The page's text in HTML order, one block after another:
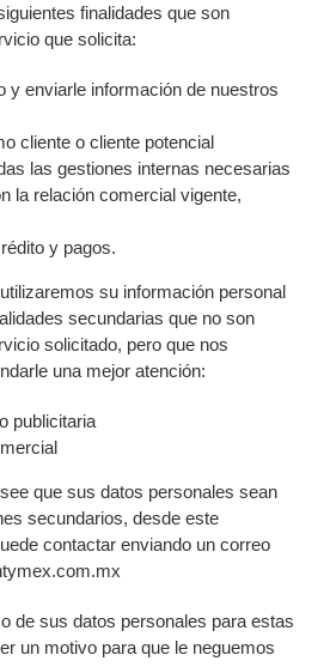
finalidades que son
que solicita:
y enviarle información de nuestros
cliente o cliente potencial
las gestiones internas necesarias
la relación comercial vigente,
y pagos.
su información personal
secundarias que no son
solicitado, pero que nos
una mejor atención:
publicitaria
que sus datos personales sean
secundarios, desde este
contactar enviando un correo
de sus datos personales para estas
un motivo para que le neguemos